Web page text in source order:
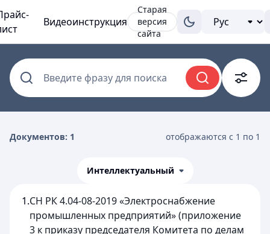
Видеоинструкция
Старая
версия
сайта
Введите фразу для поиска
Документов: 1 отображаются с 1 по 1
Интеллектуальный
1.СН РК 4.04-08-2019 «Электроснабжение
промышленных предприятий» (приложение
3 к приказу председателя Комитета по делам